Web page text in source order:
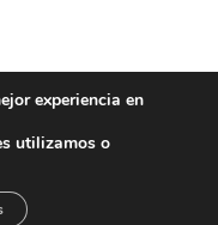
experiencia en
utilizamos o